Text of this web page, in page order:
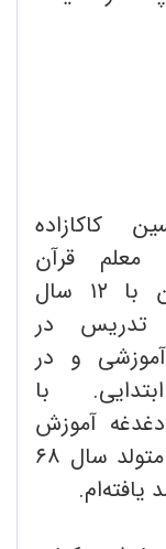
کاکازاده
معلم قرآن
دبستان با ۱۲ سال
تدریس در
آموزشی و در
با
دغدغه آموزش
بهتر در عرصه قرآنی را داشته‌ام. متولد سال ۶۸